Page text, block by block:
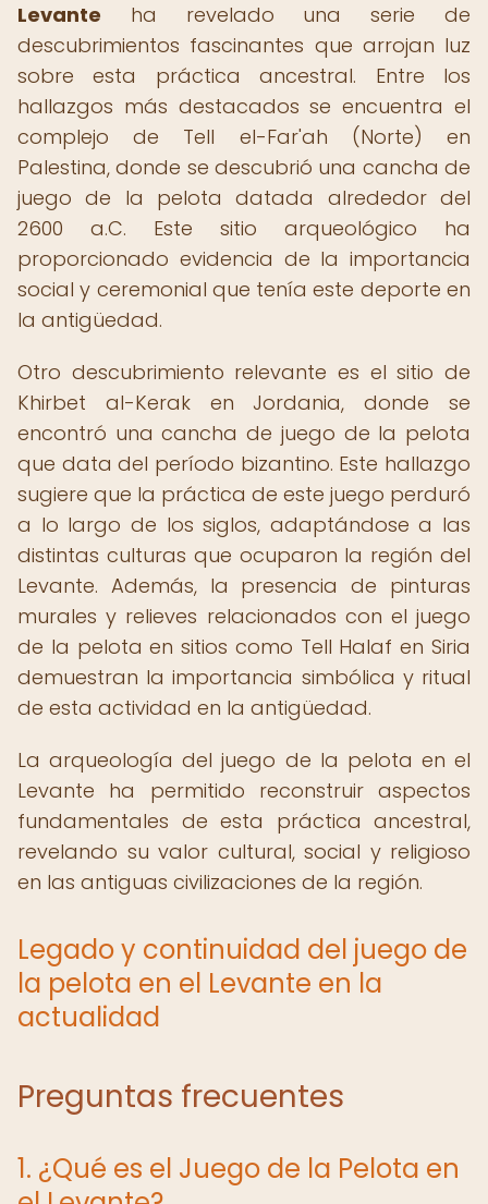
Levante ha revelado una serie de
descubrimientos fascinantes que arrojan luz
sobre esta práctica ancestral. Entre los
hallazgos más destacados se encuentra el
complejo de Tell el-Far'ah (Norte) en
Palestina, donde se descubrió una cancha de
juego de la pelota datada alrededor del
2600 a.C. Este sitio arqueológico ha
proporcionado evidencia de la importancia
social y ceremonial que tenía este deporte en
la antigüedad.
Otro descubrimiento relevante es el sitio de
Khirbet al-Kerak en Jordania, donde se
encontró una cancha de juego de la pelota
que data del período bizantino. Este hallazgo
sugiere que la práctica de este juego perduró
a lo largo de los siglos, adaptándose a las
distintas culturas que ocuparon la región del
Levante. Además, la presencia de pinturas
murales y relieves relacionados con el juego
de la pelota en sitios como Tell Halaf en Siria
demuestran la importancia simbólica y ritual
de esta actividad en la antigüedad.
La arqueología del juego de la pelota en el
Levante ha permitido reconstruir aspectos
fundamentales de esta práctica ancestral,
revelando su valor cultural, social y religioso
en las antiguas civilizaciones de la región.
Legado y continuidad del juego de
la pelota en el Levante en la
actualidad
Preguntas frecuentes
1. ¿Qué es el Juego de la Pelota en